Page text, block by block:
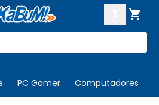

PC Gamer Computadores